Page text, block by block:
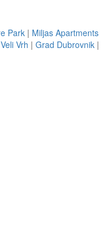
Park | Miljas Apartments
Veli Vrh | Grad Dubrovnik |